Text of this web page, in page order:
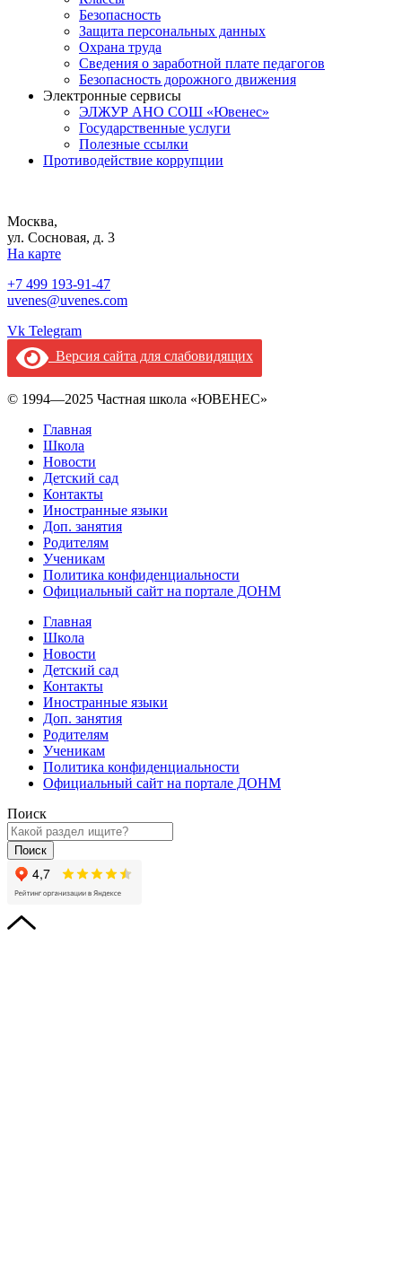
Безопасность
Защита персональных данных
Охрана труда
Сведения о заработной плате педагогов
Безопасность дорожного движения
Электронные сервисы
ЭЛЖУР АНО СОШ «Ювенес»
Государственные услуги
Полезные ссылки
Противодействие коррупции
Москва,
ул. Сосновая, д. 3
На карте
+7 499 193-91-47
uvenes@uvenes.com
Vk Telegram
Версия сайта для слабовидящих
© 1994—2025 Частная школа «ЮВЕНЕС»
Главная
Школа
Новости
Детский сад
Контакты
Иностранные языки
Доп. занятия
Родителям
Ученикам
Политика конфиденциальности
Официальный сайт на портале ДОНМ
Главная
Школа
Новости
Детский сад
Контакты
Иностранные языки
Доп. занятия
Родителям
Ученикам
Политика конфиденциальности
Официальный сайт на портале ДОНМ
Поиск
Поиск